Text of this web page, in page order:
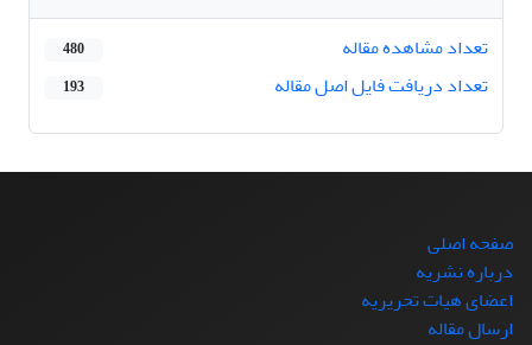
تعداد مشاهده مقاله
480
تعداد دریافت فایل اصل مقاله 193
صفحه اصلی
درباره نشریه
اعضای هیات تحریریه
ارسال مقاله